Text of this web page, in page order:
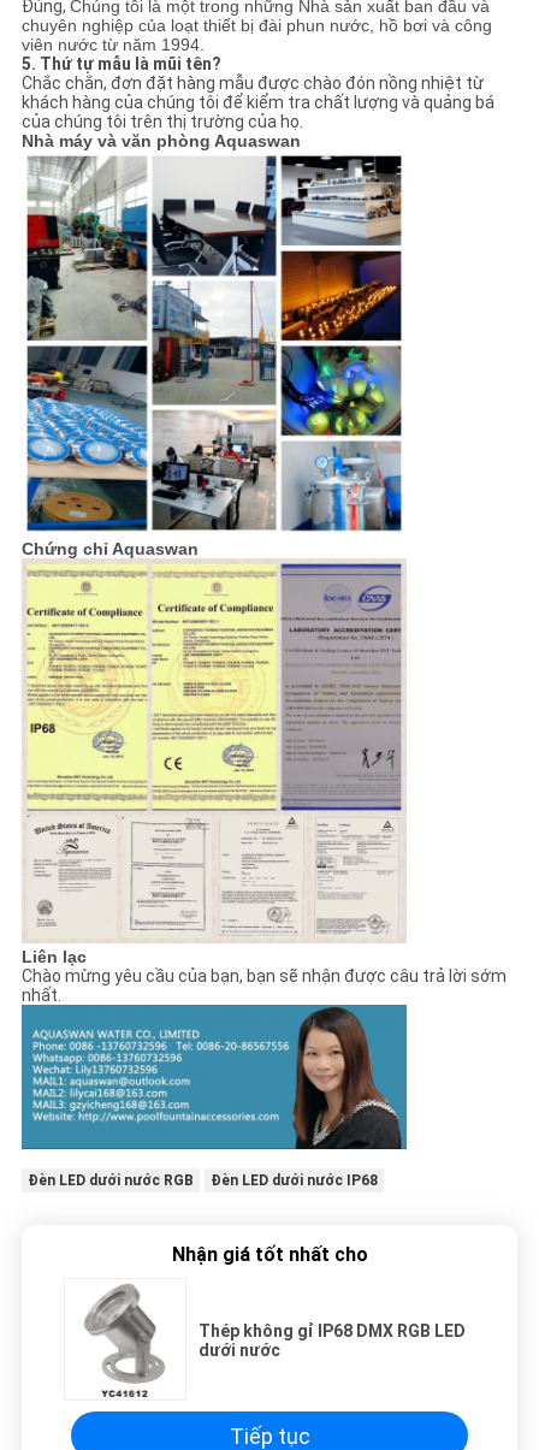
Đúng, Chúng tôi là một trong những Nhà sản xuất ban đầu và
chuyên nghiệp của loạt thiết bị đài phun nước, hồ bơi và công
viên nước từ năm 1994.
5. Thứ tự mẫu là mũi tên?
Chắc chắn, đơn đặt hàng mẫu được chào đón nồng nhiệt từ
khách hàng của chúng tôi để kiểm tra chất lượng và quảng bá
của chúng tôi trên thị trường của họ.
Nhà máy và văn phòng Aquaswan
Chứng chỉ Aquaswan
Liên lạc
Chào mừng yêu cầu của bạn, bạn sẽ nhận được câu trả lời sớm
nhất.
Đèn LED dưới nước RGB Đèn LED dưới nước IP68
Nhận giá tốt nhất cho
Thép không gỉ IP68 DMX RGB LED
dưới nước
Tiếp tục